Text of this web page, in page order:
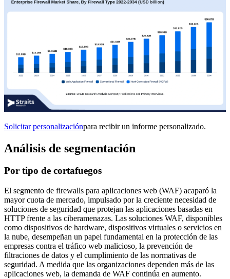
Solicitar personalizaciónpara recibir un informe personalizado.
Análisis de segmentación
Por tipo de cortafuegos
El segmento de firewalls para aplicaciones web (WAF) acaparó la
mayor cuota de mercado, impulsado por la creciente necesidad de
soluciones de seguridad que protejan las aplicaciones basadas en
HTTP frente a las ciberamenazas. Las soluciones WAF, disponibles
como dispositivos de hardware, dispositivos virtuales o servicios en
la nube, desempeñan un papel fundamental en la protección de las
empresas contra el tráfico web malicioso, la prevención de
filtraciones de datos y el cumplimiento de las normativas de
seguridad. A medida que las organizaciones dependen más de las
aplicaciones web, la demanda de WAF continúa en aumento.